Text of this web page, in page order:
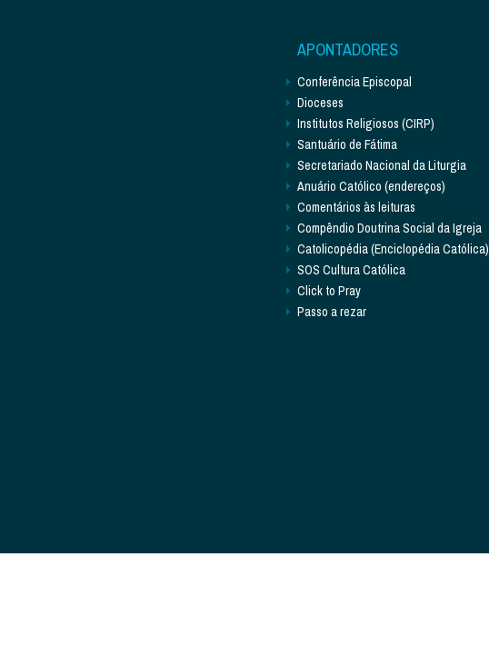
APONTADORES
Conferência Episcopal
Dioceses
Institutos Religiosos (CIRP)
Santuário de Fátima
Secretariado Nacional da Liturgia
Anuário Católico (endereços)
Comentários às leituras
Compêndio Doutrina Social da Igreja
Catolicopédia (Enciclopédia Católica)
SOS Cultura Católica
Click to Pray
Passo a rezar